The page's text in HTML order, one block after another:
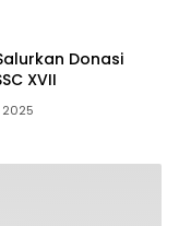
Donasi
XVII
2025